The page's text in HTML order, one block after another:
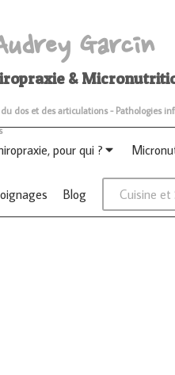
Garcin
&
du dos et des articulations - Pathologies
pour qui ?
Blog Cuisine et